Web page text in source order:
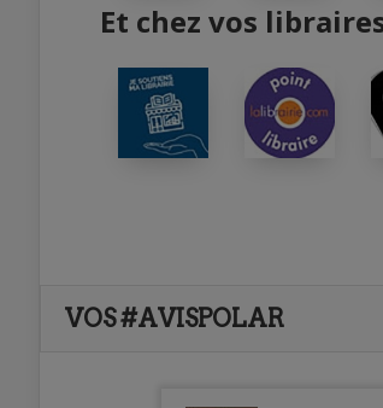
Et chez vos
VOS #AVISPOLAR